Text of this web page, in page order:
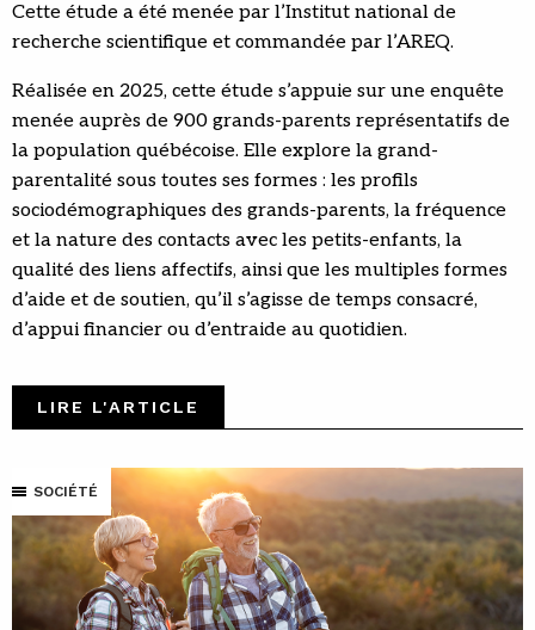
Cette étude a été menée par l’Institut national de
recherche scientifique et commandée par l’AREQ.
Réalisée en 2025, cette étude s’appuie sur une enquête
menée auprès de 900 grands-parents représentatifs de
la population québécoise. Elle explore la grand-
parentalité sous toutes ses formes : les profils
sociodémographiques des grands-parents, la fréquence
et la nature des contacts avec les petits-enfants, la
qualité des liens affectifs, ainsi que les multiples formes
d’aide et de soutien, qu’il s’agisse de temps consacré,
d’appui financier ou d’entraide au quotidien.
LIRE L'ARTICLE
SOCIÉTÉ